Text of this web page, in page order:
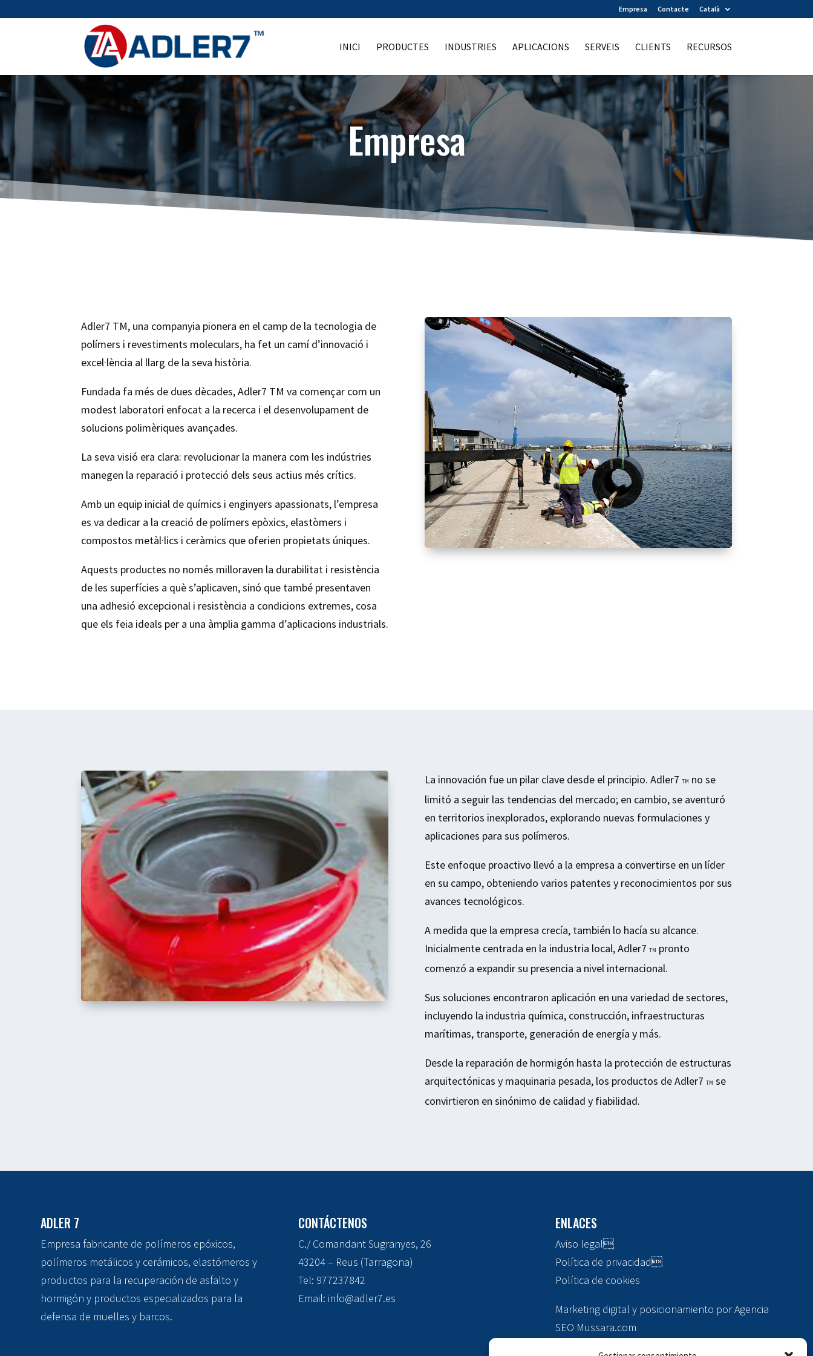
Empresa Contacte Català
INICI PRODUCTES INDUSTRIES APLICACIONS SERVEIS CLIENTS RECURSOS
Empresa
Adler7 TM, una companyia pionera en el camp de la tecnologia de
polímers i revestiments moleculars, ha fet un camí d’innovació i
excel·lència al llarg de la seva història.
Fundada fa més de dues dècades, Adler7 TM va començar com un
modest laboratori enfocat a la recerca i el desenvolupament de
solucions polimèriques avançades.
La seva visió era clara: revolucionar la manera com les indústries
manegen la reparació i protecció dels seus actius més crítics.
Amb un equip inicial de químics i enginyers apassionats, l’empresa
es va dedicar a la creació de polímers epòxics, elastòmers i
compostos metàl·lics i ceràmics que oferien propietats úniques.
Aquests productes no només milloraven la durabilitat i resistència
de les superfícies a què s’aplicaven, sinó que també presentaven
una adhesió excepcional i resistència a condicions extremes, cosa
que els feia ideals per a una àmplia gamma d’aplicacions industrials.
La innovación fue un pilar clave desde el principio. Adler7 TM no se
limitó a seguir las tendencias del mercado; en cambio, se aventuró
en territorios inexplorados, explorando nuevas formulaciones y
aplicaciones para sus polímeros.
Este enfoque proactivo llevó a la empresa a convertirse en un líder
en su campo, obteniendo varios patentes y reconocimientos por sus
avances tecnológicos.
A medida que la empresa crecía, también lo hacía su alcance.
Inicialmente centrada en la industria local, Adler7 TM pronto
comenzó a expandir su presencia a nivel internacional.
Sus soluciones encontraron aplicación en una variedad de sectores,
incluyendo la industria química, construcción, infraestructuras
marítimas, transporte, generación de energía y más.
Desde la reparación de hormigón hasta la protección de estructuras
arquitectónicas y maquinaria pesada, los productos de Adler7 TM se
convirtieron en sinónimo de calidad y fiabilidad.
ADLER 7
Empresa fabricante de polímeros epóxicos,
polímeros metálicos y cerámicos, elastómeros y
productos para la recuperación de asfalto y
hormigón y productos especializados para la
defensa de muelles y barcos.
CONTÁCTENOS
C./ Comandant Sugranyes, 26
43204 – Reus (Tarragona)
Tel: 977237842
Email: info@adler7.es
ENLACES
Aviso legal
Política de privacidad
Política de cookies
Marketing digital y posicionamiento porAgencia
SEO Mussara.com